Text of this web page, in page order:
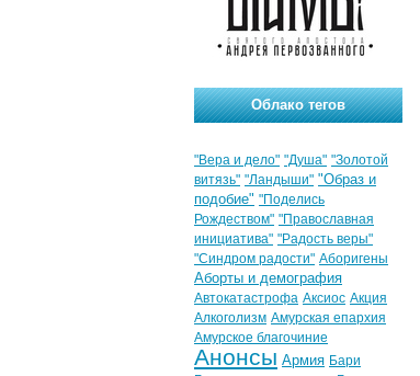
Облако тегов
"Вера и дело" "Душа" "Золотой
витязь" "Ландыши" "Образ и
подобие" "Поделись
Рождеством" "Православная
инициатива" "Радость веры"
"Синдром радости" Аборигены
Аборты и демография
Автокатастрофа Аксиос Акция
Алкоголизм Амурская епархия
Амурское благочиние
Анонсы Армия Бари